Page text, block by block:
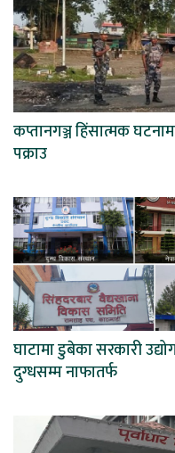
कप्तानगञ्ज हिंसात्मक
पक्राउ
घाटामा डुबेका सरकारी
दुग्धसम्म नाफातर्फ